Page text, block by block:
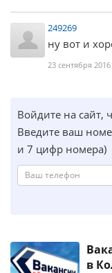
249269
ну вот и
23 сентября
Войдите на сайт,
Введите ваш
и 7 цифр номера)
в